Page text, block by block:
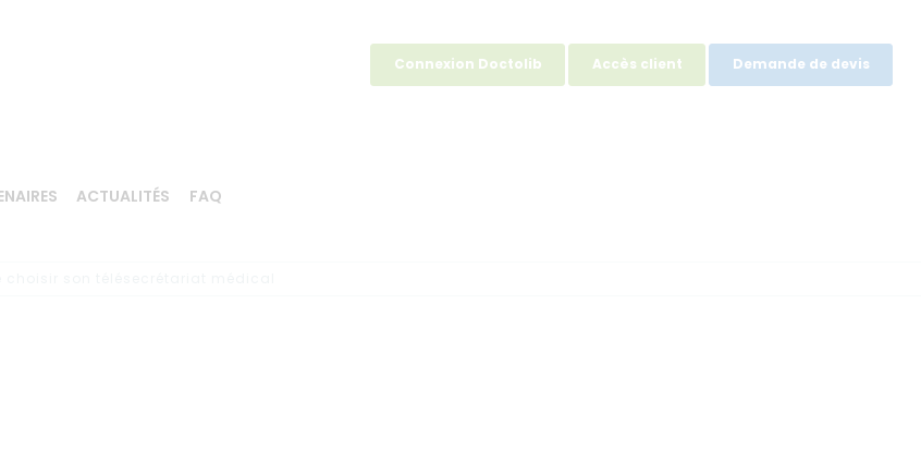
Connexion Doctolib Accès client Demande de devis
ACTUALITÉS FAQ